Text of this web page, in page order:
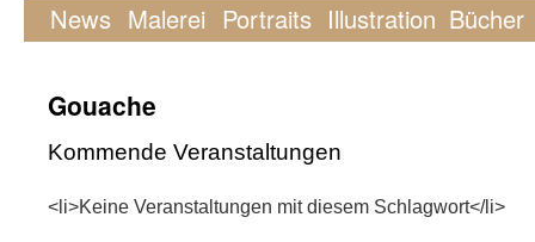
News Malerei Portraits Illustration Bücher
Gouache
Kommende Veranstaltungen
<li>Keine Veranstaltungen mit diesem Schlagwort</li>